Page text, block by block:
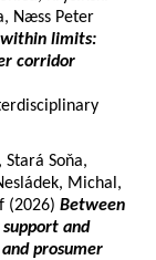
Næss Peter
within limits:
corridor
Stará Soňa,
Michal,
(2026) Between
and
prosumer